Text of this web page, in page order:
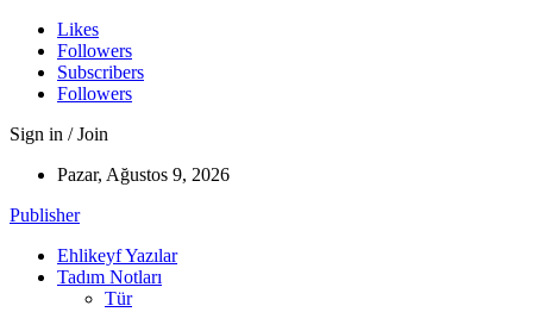
Likes
Followers
Subscribers
Followers
Sign in / Join
Pazar, Ağustos 9, 2026
Publisher
Ehlikeyf Yazılar
Tadım Notları
Tür